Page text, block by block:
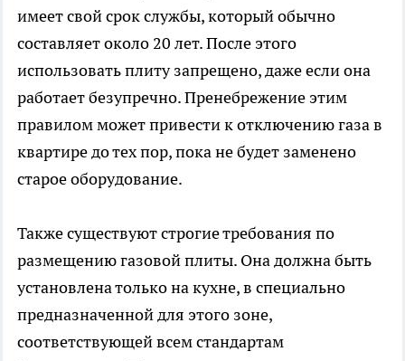
имеет свой срок службы, который обычно
составляет около 20 лет. После этого
использовать плиту запрещено, даже если она
работает безупречно. Пренебрежение этим
правилом может привести к отключению газа в
квартире до тех пор, пока не будет заменено
старое оборудование.
Также существуют строгие требования по
размещению газовой плиты. Она должна быть
установлена только на кухне, в специально
предназначенной для этого зоне,
соответствующей всем стандартам